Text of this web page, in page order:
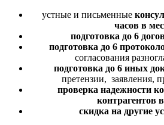
устные и письменные
часов в
подготовка до 6
подготовка до 6
согласования
подготовка до 6 иных
претензии, заявления,
проверка надежности
контрагентов
скидка на другие